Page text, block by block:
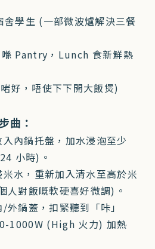
學生 (一部微波爐解決三餐
Pantry，Lunch 食新鮮熱
好，唔使下下開大飯煲)
曲：
內鍋托盤，加水浸泡至少
小時)。
水，重新加入清水至高於米
對飯嘅軟硬喜好微調)。
鍋蓋，扣緊聽到「咔」
1000W (High 火力) 加熱